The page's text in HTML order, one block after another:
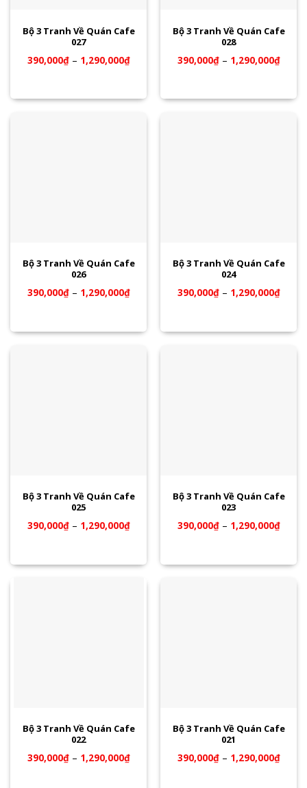
Bộ 3 Tranh Về Quán Cafe
027
390,000₫– 1,290,000₫
Bộ 3 Tranh Về Quán Cafe
028
390,000₫– 1,290,000₫
Bộ 3 Tranh Về Quán Cafe
026
390,000₫– 1,290,000₫
Bộ 3 Tranh Về Quán Cafe
024
390,000₫– 1,290,000₫
Bộ 3 Tranh Về Quán Cafe
025
390,000₫– 1,290,000₫
Bộ 3 Tranh Về Quán Cafe
023
390,000₫– 1,290,000₫
Bộ 3 Tranh Về Quán Cafe
022
390,000₫– 1,290,000₫
Bộ 3 Tranh Về Quán Cafe
021
390,000₫– 1,290,000₫